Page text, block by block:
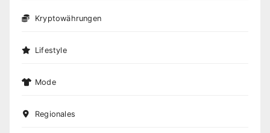
Kryptowährungen
Lifestyle
Mode
Regionales